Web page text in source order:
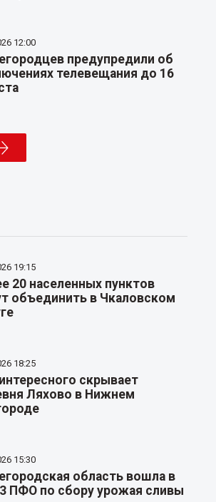
12:00
предупредили об
телевещания до 16
19:15
20 населенных пунктов
объединить в Чкаловском
18:25
скрывает
Ляхово в Нижнем
15:30
область вошла в
ПФО по сбору урожая сливы